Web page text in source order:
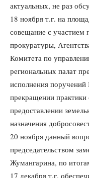
актуальных, не раз
18 ноября т.г. на
совещание с участием
прокуратуры,
Комитета по
региональных палат
исполнения поручений
прекращении
предоставлении
назначения
20 ноября данный
председательством
Жумангарина, по
17 декабря т.г.